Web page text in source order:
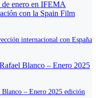
internacional con España
– Enero 2025 edición